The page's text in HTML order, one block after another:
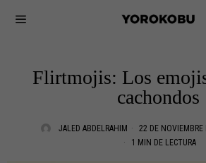
Flirtmojis: Los
cachondos
JALED ABDELRAHIM 22 DE NOVIEMBRE
1 MIN DE LECTURA